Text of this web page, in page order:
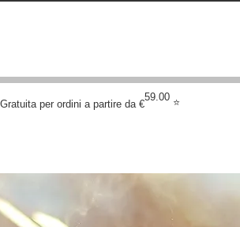
⭐
59.00
per ordini a partire da €